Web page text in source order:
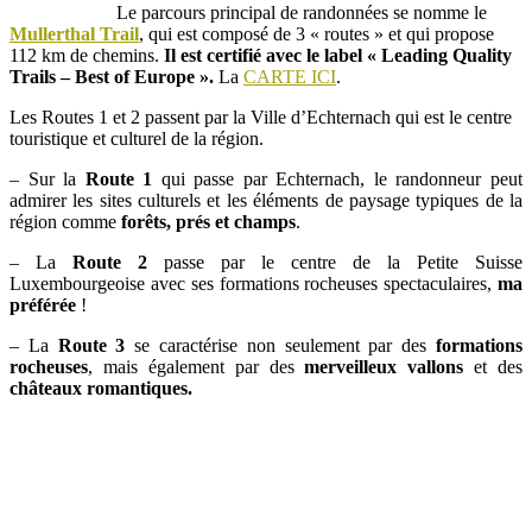
Le parcours principal de randonnées se nomme le
Mullerthal Trail, qui est composé de 3 « routes » et qui propose
112 km de chemins. Il est certifié avec le label « Leading Quality
Trails – Best of Europe ». La CARTE ICI.
Les Routes 1 et 2 passent par la Ville d’Echternach qui est le centre
touristique et culturel de la région.
– Sur la Route 1 qui passe par Echternach, le randonneur peut
admirer les sites culturels et les éléments de paysage typiques de la
région comme forêts, prés et champs.
– La Route 2 passe par le centre de la Petite Suisse
Luxembourgeoise avec ses formations rocheuses spectaculaires, ma
préférée !
– La Route 3 se caractérise non seulement par desformations
rocheuses, mais également par desmerveilleux vallons et des
châteaux romantiques.